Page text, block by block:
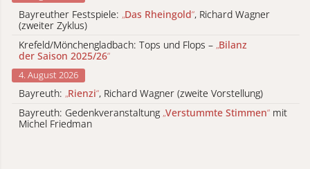
Bayreuther Festspiele: „Das Rheingold“, Richard Wagner
(zweiter Zyklus)
Krefeld/Mönchengladbach: Tops und Flops – „Bilanz
der Saison 2025/26“
4. August 2026
Bayreuth: „Rienzi“, Richard Wagner (zweite Vorstellung)
Bayreuth: Gedenkveranstaltung „Verstummte Stimmen“ mit
Michel Friedman